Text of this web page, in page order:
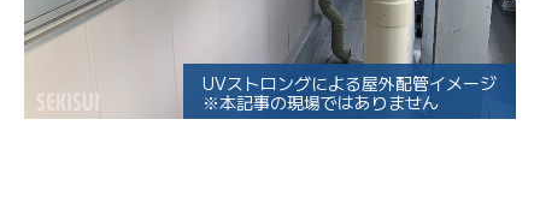
UVストロングによる屋外配管イメージ
※本記事の現場ではありません